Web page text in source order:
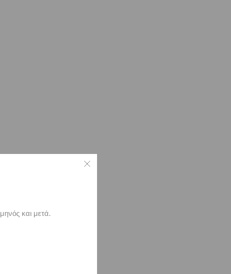
και μετά.